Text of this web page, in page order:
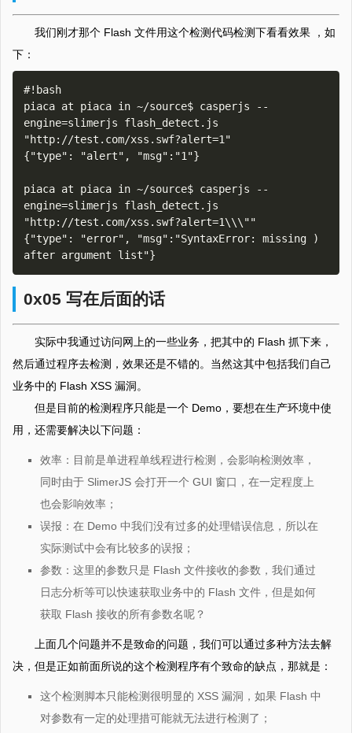
我们刚才那个 Flash 文件用这个检测代码检测下看看效果 ，如
下：
#!bash
piaca at piaca in ~/source$ casperjs --
engine=slimerjs flash_detect.js
"http://test.com/xss.swf?alert=1"
{"type": "alert", "msg":"1"}
piaca at piaca in ~/source$ casperjs --
engine=slimerjs flash_detect.js
"http://test.com/xss.swf?alert=1\\\""
{"type": "error", "msg":"SyntaxError: missing )
0x05 写在后面的话
实际中我通过访问网上的一些业务，把其中的 Flash 抓下来，
然后通过程序去检测，效果还是不错的。当然这其中包括我们自己
业务中的 Flash XSS 漏洞。
但是目前的检测程序只能是一个 Demo，要想在生产环境中使
用，还需要解决以下问题：
效率：目前是单进程单线程进行检测，会影响检测效率，
同时由于 SlimerJS 会打开一个 GUI 窗口，在一定程度上
也会影响效率；
误报：在 Demo 中我们没有过多的处理错误信息，所以在
实际测试中会有比较多的误报；
参数：这里的参数只是 Flash 文件接收的参数，我们通过
日志分析等可以快速获取业务中的 Flash 文件，但是如何
获取 Flash 接收的所有参数名呢？
上面几个问题并不是致命的问题，我们可以通过多种方法去解
决，但是正如前面所说的这个检测程序有个致命的缺点，那就是：
这个检测脚本只能检测很明显的 XSS 漏洞，如果 Flash 中
对参数有一定的处理措可能就无法进行检测了；